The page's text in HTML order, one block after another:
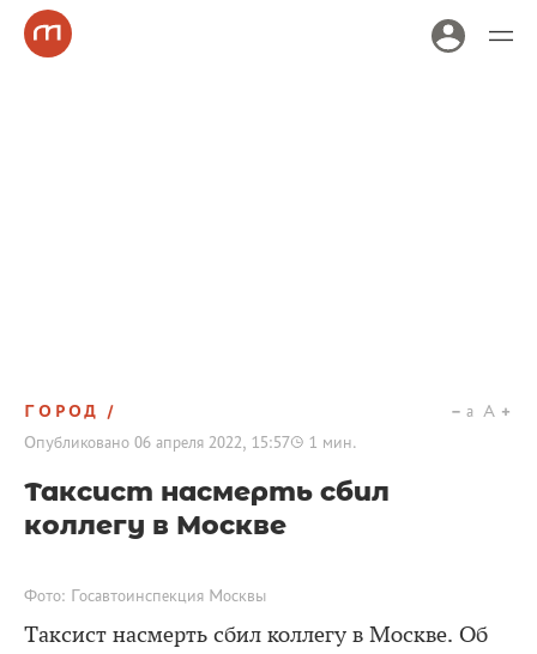
ГОРОД
Опубликовано 06 апреля 2022, 15:57 1 мин.
a A
Таксист насмерть сбил
коллегу в Москве
Фото: Госавтоинспекция Москвы
Таксист насмерть сбил коллегу в Москве. Об